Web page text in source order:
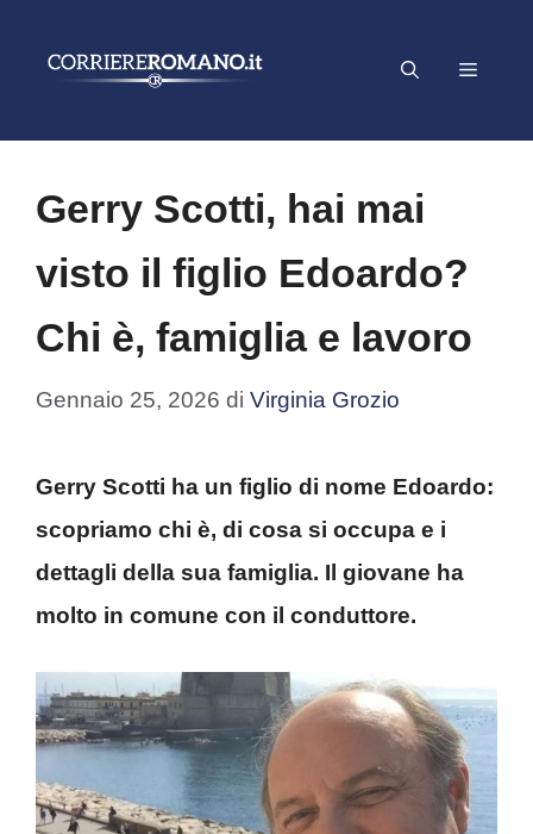
Menu
Gerry Scotti, hai mai
visto il figlio Edoardo?
Chi è, famiglia e lavoro
Gennaio 25, 2026 di Virginia Grozio
Gerry Scotti ha un figlio di nome Edoardo:
scopriamo chi è, di cosa si occupa e i
dettagli della sua famiglia. Il giovane ha
molto in comune con il conduttore.